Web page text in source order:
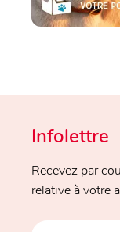
Infolettre
Recevez par
relative à votre